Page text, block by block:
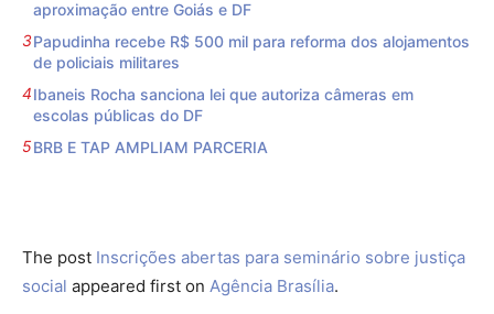
aproximação entre Goiás e DF
Papudinha recebe R$ 500 mil para reforma dos alojamentos
de policiais militares
Ibaneis Rocha sanciona lei que autoriza câmeras em
escolas públicas do DF
BRB E TAP AMPLIAM PARCERIA
The post Inscrições abertas para seminário sobre justiça
social appeared first on Agência Brasília.